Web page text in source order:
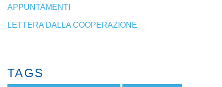
APPUNTAMENTI
LETTERA DALLA COOPERAZIONE
TAGS